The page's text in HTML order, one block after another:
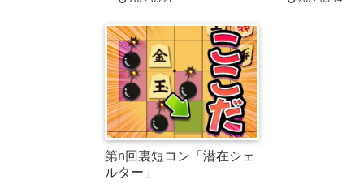
第n回裏短コン「潜在シェ
ルター」